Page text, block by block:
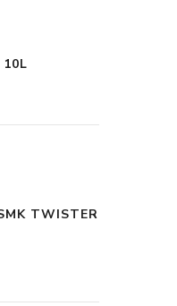
TWISTER